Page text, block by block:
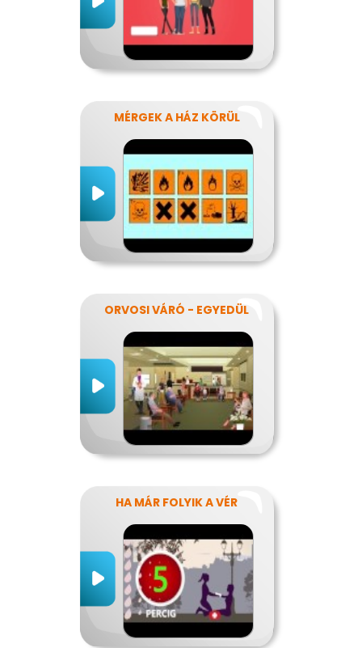
MÉRGEK A HÁZ KÖRÜL
ORVOSI VÁRÓ - EGYEDÜL
HA MÁR FOLYIK A VÉR